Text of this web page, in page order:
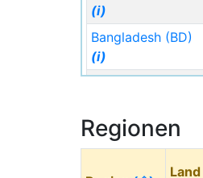
Peking
Shanghai
Chinas Städte
als die
(i)
Bangladesh (BD)
(i)
Nigeria (NG)(i)
Cambodia (KH)
(i)
Regionen
Land